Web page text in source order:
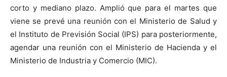
corto y mediano plazo. Amplió que para el martes que
viene se prevé una reunión con el Ministerio de Salud y
el Instituto de Previsión Social (IPS) para posteriormente,
agendar una reunión con el Ministerio de Hacienda y el
Ministerio de Industria y Comercio (MIC).